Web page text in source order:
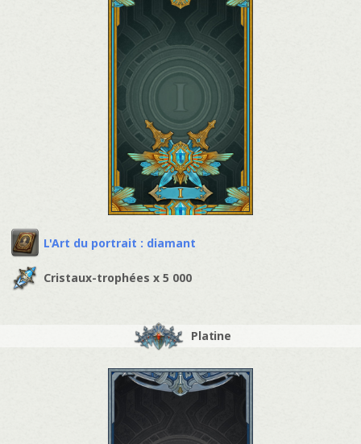
L'Art du portrait : diamant
Cristaux-trophées x 5 000
Platine